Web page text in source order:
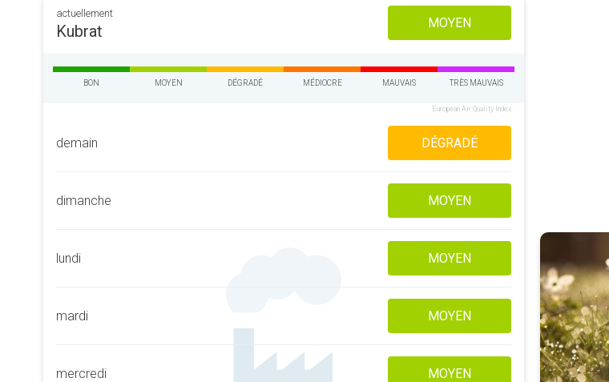
actuellement
Kubrat MOYEN
BON MOYEN DÉGRADÉ MÉDIOCRE MAUVAIS TRÈS MAUVAIS
European Air Quality Index
demain DÉGRADÉ
dimanche MOYEN
lundi MOYEN
mardi MOYEN
mercredi MOYEN
Qu'est-ce